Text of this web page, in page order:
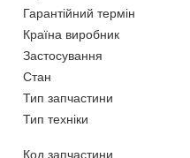
Гарантійний термін
Країна виробник
Застосування
Стан
Тип запчастини
Тип техніки
Код запчастини